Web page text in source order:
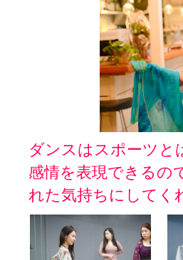
ダンスはスポーツと
感情を表現できるの
れた気持ちにしてく